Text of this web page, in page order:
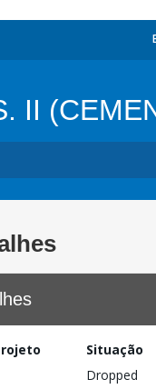
II
Situação
Dropped